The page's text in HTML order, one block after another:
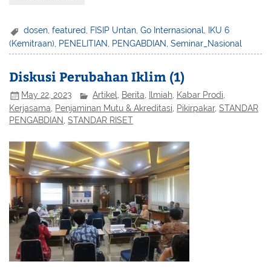
dosen,featured, FISIP Untan,Go Internasional,
IKU 6
(Kemitraan) PENELITIAN PENGABDIAN ,Seminar_Nasional
Diskusi Perubahan Iklim (1)
May 22, 2023 Artikel, Berita, Ilmiah, Kabar Prodi,
Kerjasama
Penjaminan Mutu & Akreditasi Pikirpakar,STANDAR
PENGABDIAN ,STANDAR RISET